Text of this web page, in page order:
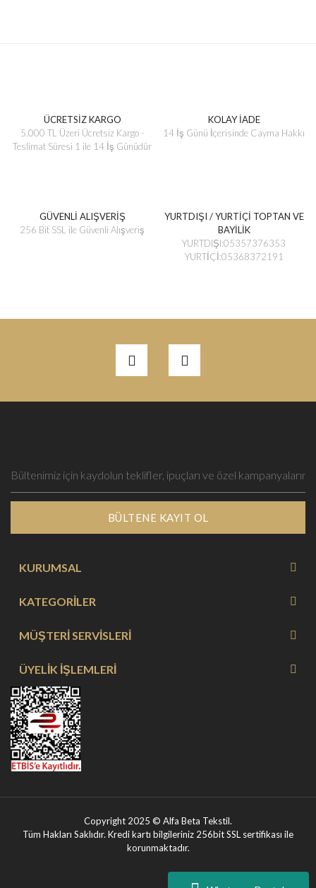
ÜCRETSİZ KARGO
5.000 TL Üzeri Ücretsiz Kargo -
Teslimat Süresi 1 ile 14 İş Günüdür
KOLAY İADE
14 İş Günü İçerisinde Cayma Hakkı
GÜVENLİ ALIŞVERİŞ
256 Bit SSL ile Güvenli Alışveriş
YURTDIŞI / YURTİÇİ TOPTAN VE
BAYİLİK
YURTDIŞI:05357376353
YURTİÇİ:05368372191
BÜLTENE KAYIT OL
KURUMSAL
KATEGORİLER
MÜŞTERİ SERVİSLERİ
ÜYELİK İŞLEMLERİ
Copyright 2025 © Alfa Beta Tekstil.
Tüm Hakları Saklıdır. Kredi kartı bilgileriniz 256bit SSL sertifikası ile
korunmaktadır.